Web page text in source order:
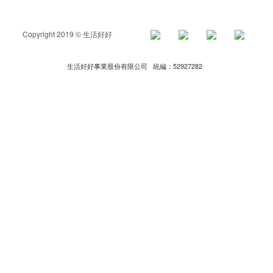
Copyright 2019 © 生活好好
生活好好事業股份有限公司 統編：52927282